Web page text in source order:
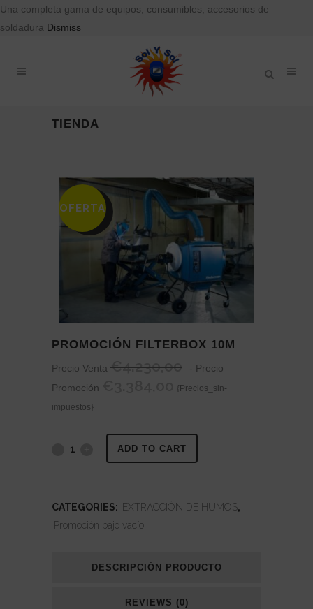
Una completa gama de equipos, consumibles, accesorios de
soldadura Dismiss
TIENDA
SALE
OFERTA
PROMOCIÓN FILTERBOX 10M
Precio Venta €4.230,00
- Precio
Promoción
{Precios_sin-
impuestos}
PROMOCIÓN
quantity
ADD TO CART
CATEGORIES: EXTRACCIÓN DE HUMOS,
Promoción bajo vacío
DESCRIPCIÓN PRODUCTO
REVIEWS (0)